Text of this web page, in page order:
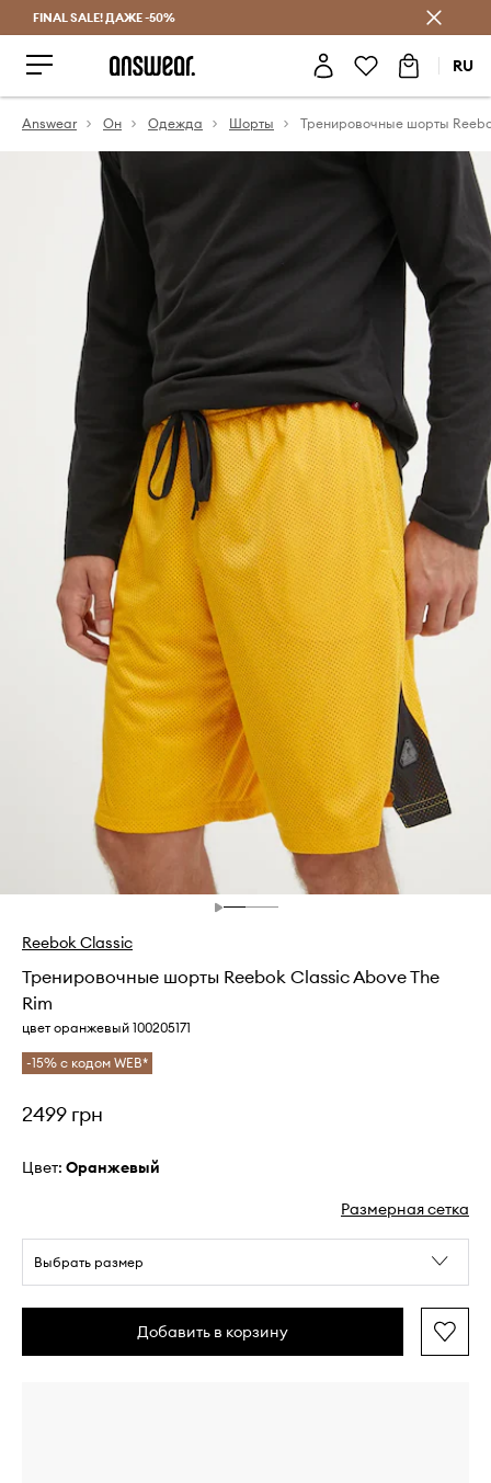
FINAL SALE! ДАЖЕ -50%
RU
Answear Он Одежда Шорты
Reebok Classic
Тренировочные шорты Reebok Classic Above The
Rim
цвет оранжевый 100205171
-15% с кодом WEB*
2499 грн
Цвет: оранжевый
Размерная сетка
Выбрать размер
Добавить в корзину